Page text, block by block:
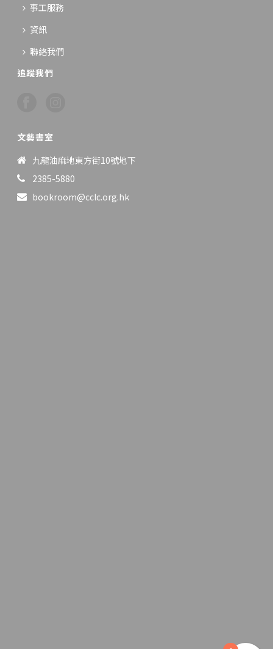
事工服務
資訊
聯絡我們
追蹤我們
文藝書室
九龍油麻地東方街10號地下
2385-5880
bookroom@cclc.org.hk